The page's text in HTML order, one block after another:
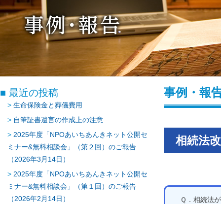
事例・報
相続法
Ｑ．相続法
最近の投稿
生命保険金と葬儀費用
自筆証書遺言の作成上の注意
2025年度「NPOあいちあんきネット公開セ
ミナー&無料相談会」（第２回）のご報告
（2026年3月14日）
2025年度「NPOあいちあんきネット公開セ
ミナー&無料相談会」（第１回）のご報告
（2026年2月14日）